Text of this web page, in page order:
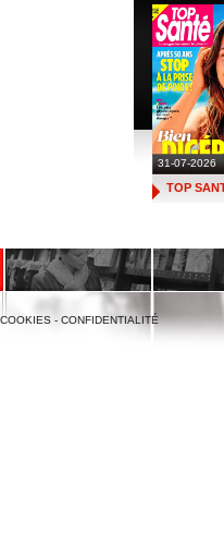
31-07-2026
TOP
- CONFIDENTIALITÉ